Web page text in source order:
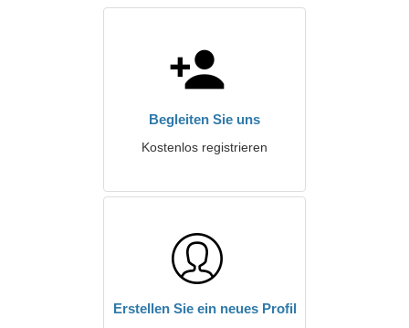
Begleiten Sie uns
Kostenlos registrieren
Erstellen Sie ein neues Profil